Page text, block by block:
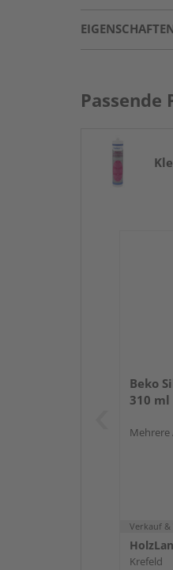
Passende
Beko
310 ml
Mehrere
Verkauf &
Krefeld